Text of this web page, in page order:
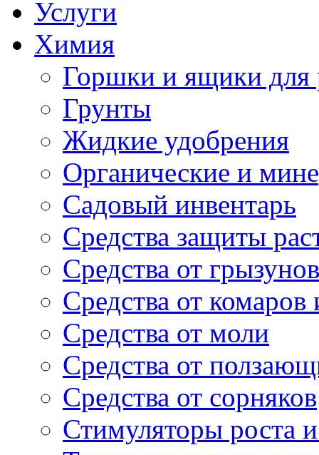
Услуги
Химия
Горшки и ящики для
Грунты
Жидкие удобрения
Органические и
Садовый инвентарь
Средства защиты
Средства от грызунов
Средства от
Средства от моли
Средства от
Средства от сорняков
Стимуляторы роста и